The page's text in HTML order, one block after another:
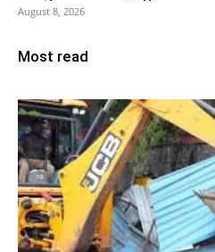
August 8, 2026
Most read